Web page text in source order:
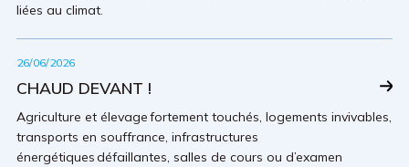
liées au climat.
26/06/2026
CHAUD DEVANT !
Agriculture et élevage fortement touchés, logements invivables,
transports en souffrance, infrastructures
énergétiques défaillantes, salles de cours ou d’examen